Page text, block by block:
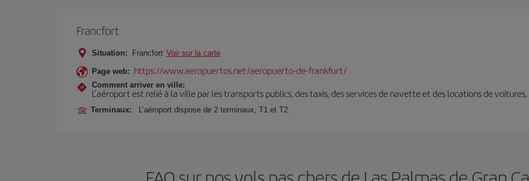
Francfort
Situation: Francfort Voir sur la carte
Page web: https://www.aeropuertos.net/aeropuerto-de-frankfurt/
Comment arriver en ville:
L’aéroport est relié à la ville par les transports publics, des taxis, des services de navette et des locations de
Terminaux: L’aéroport dispose de 2 terminaux, T1 et T2.